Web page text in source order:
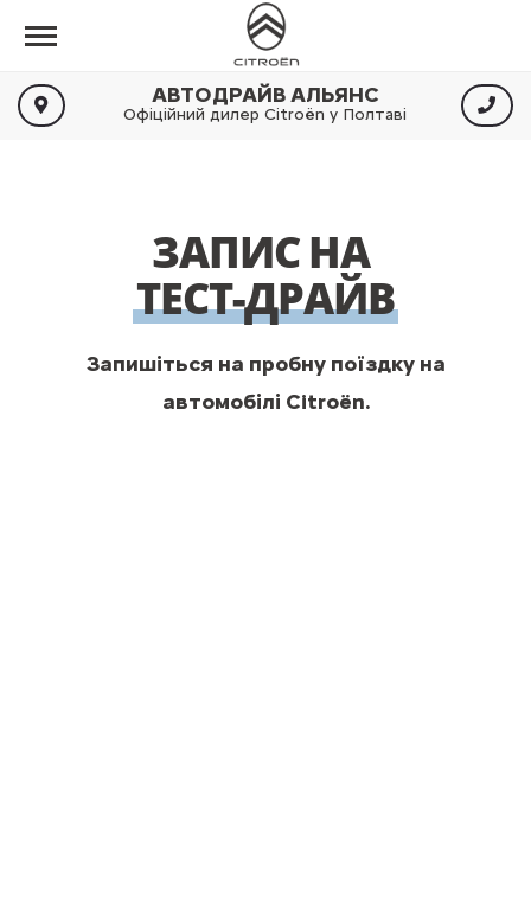
АВТОДРАЙВ АЛЬЯНС
Офіційний дилер Citroën у Полтаві
ЗАПИС НА
ТЕСТ-ДРАЙВ
Запишіться на пробну поїздку на
автомобілі Citroën.